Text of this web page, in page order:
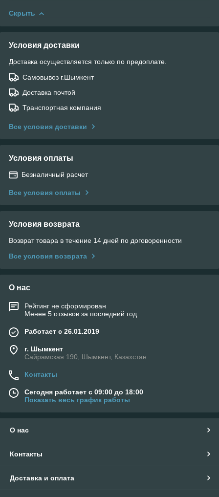
Скрыть
Условия доставки
Доставка осуществляется только по предоплате.
Самовывоз г.Шымкент
Доставка почтой
Транспортная компания
Все условия доставки
Условия оплаты
Безналичный расчет
Все условия оплаты
Условия возврата
Возврат товара в течение 14 дней по договоренности
Все условия возврата
О нас
Рейтинг не сформирован
Менее 5 отзывов за последний год
Работает с 26.01.2019
г. Шымкент
Сайрамская 190, Шымкент, Казахстан
Контакты
Сегодня работает с 09:00 до 18:00
Показать весь график работы
О нас
Контакты
Доставка и оплата